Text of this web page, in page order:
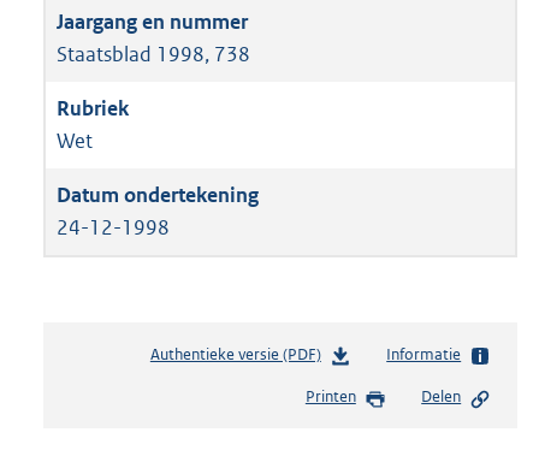
Staatsblad 1998, 738
Wet
24-12-1998
Authentieke versie (PDF)b
s
Informatie
Printen Delen